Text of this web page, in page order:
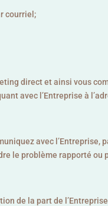
courriel;
direct et ainsi vous
avec l’Entreprise à
avec
le problème rapporté ou
de la part de